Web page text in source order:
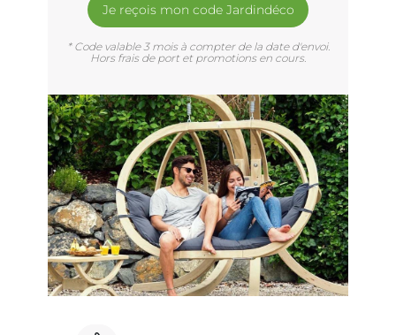
Je reçois mon code Jardindéco
* Code valable 3 mois à compter de la date d'envoi.
Hors frais de port et promotions en cours.